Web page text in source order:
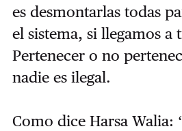
es desmontarlas todas
el sistema, si llegamos a
Pertenecer o no
nadie es ilegal.
Como dice Harsa Walia: